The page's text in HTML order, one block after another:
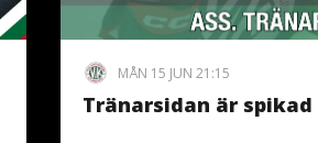
MÅN 15 JUN 21:15
Tränarsidan är spikad